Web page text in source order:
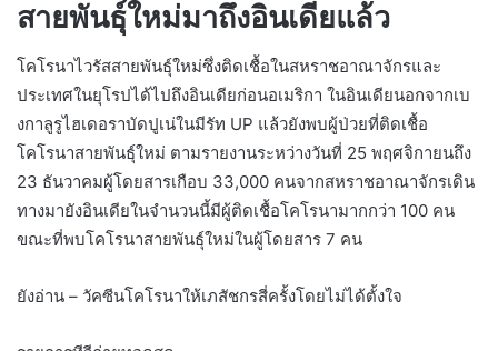
สายพันธุ์ใหม่มาถึงอินเดียแล้ว
โคโรนาไวรัสสายพันธุ์ใหม่ซึ่งติดเชื้อในสหราชอาณาจักรและ
ประเทศในยุโรปได้ไปถึงอินเดียก่อนอเมริกา ในอินเดียนอกจากเบ
งกาลูรูไฮเดอราบัดปูเน่ในมีรัท UP แล้วยังพบผู้ป่วยที่ติดเชื้อ
โคโรนาสายพันธุ์ใหม่ ตามรายงานระหว่างวันที่ 25 พฤศจิกายนถึง
23 ธันวาคมผู้โดยสารเกือบ 33,000 คนจากสหราชอาณาจักรเดิน
ทางมายังอินเดียในจำนวนนี้มีผู้ติดเชื้อโคโรนามากกว่า 100 คน
ขณะที่พบโคโรนาสายพันธุ์ใหม่ในผู้โดยสาร 7 คน
ยังอ่าน – วัคซีนโคโรนาให้เภสัชกรสี่ครั้งโดยไม่ได้ตั้งใจ